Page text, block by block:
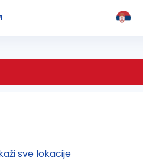
sve lokacije